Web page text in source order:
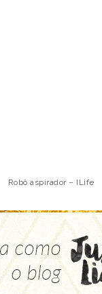
Robô aspirador – Multilaser